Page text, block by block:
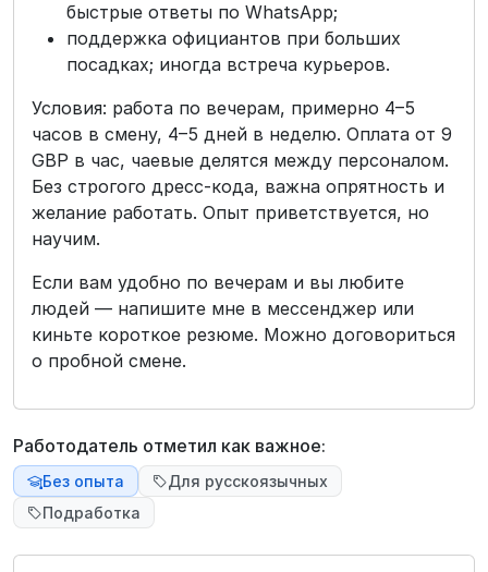
быстрые ответы по WhatsApp;
поддержка официантов при больших
посадках; иногда встреча курьеров.
Условия: работа по вечерам, примерно 4–5
часов в смену, 4–5 дней в неделю. Оплата от 9
GBP в час, чаевые делятся между персоналом.
Без строгого дресс-кода, важна опрятность и
желание работать. Опыт приветствуется, но
научим.
Если вам удобно по вечерам и вы любите
людей — напишите мне в мессенджер или
киньте короткое резюме. Можно договориться
о пробной смене.
Работодатель отметил как важное:
Без опыта
Для русскоязычных
Подработка